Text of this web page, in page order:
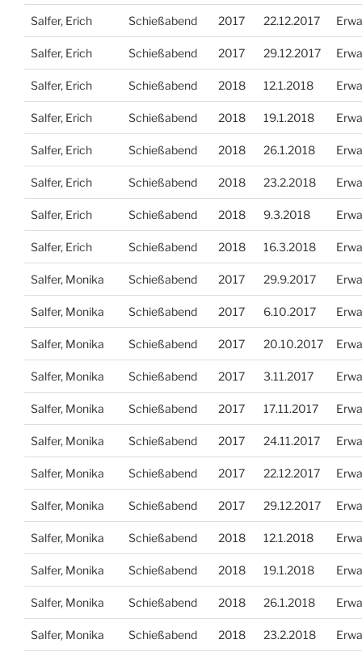
Salfer, Erich Schießabend 2017 22.12.2017
Salfer, Erich Schießabend 2017 29.12.2017
Salfer, Erich Schießabend 2018 12.1.2018
Salfer, Erich Schießabend 2018 19.1.2018
Salfer, Erich Schießabend 2018 26.1.2018
Salfer, Erich Schießabend 2018 23.2.2018
Salfer, Erich Schießabend 2018 9.3.2018
Salfer, Erich Schießabend 2018 16.3.2018
Salfer, Monika Schießabend 2017 29.9.2017
Salfer, Monika Schießabend 2017 6.10.2017
Salfer, Monika Schießabend 2017 20.10.2017
Salfer, Monika Schießabend 2017 3.11.2017
Salfer, Monika Schießabend 2017 17.11.2017
Salfer, Monika Schießabend 2017 24.11.2017
Salfer, Monika Schießabend 2017 22.12.2017
Salfer, Monika Schießabend 2017 29.12.2017
Salfer, Monika Schießabend 2018 12.1.2018
Salfer, Monika Schießabend 2018 19.1.2018
Salfer, Monika Schießabend 2018 26.1.2018
Salfer, Monika Schießabend 2018 23.2.2018